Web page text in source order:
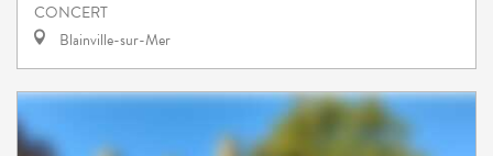
CONCERT
Blainville-sur-Mer